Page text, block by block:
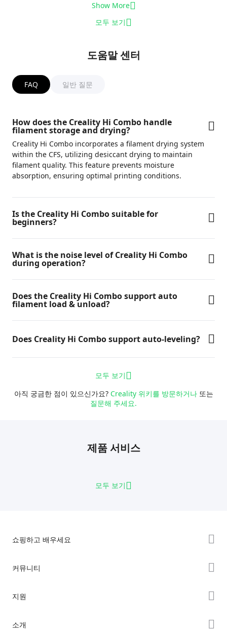
Show More
모두 보기
도움말 센터
FAQ 일반 질문
How does the Creality Hi Combo handle
filament storage and drying?
Creality Hi Combo incorporates a filament drying system
within the CFS, utilizing desiccant drying to maintain
filament quality. This feature prevents moisture
absorption, ensuring optimal printing conditions.
Is the Creality Hi Combo suitable for
beginners?
What is the noise level of Creality Hi Combo
during operation?
Does the Creality Hi Combo support auto
filament load & unload?
Does Creality Hi Combo support auto-leveling?
모두 보기
아직 궁금한 점이 있으신가요? Creality 위키를 방문하거나 또는
질문해 주세요.
제품 서비스
모두 보기
쇼핑하고 배우세요
Ender 시리즈
커뮤니티
Discord
지원
소개